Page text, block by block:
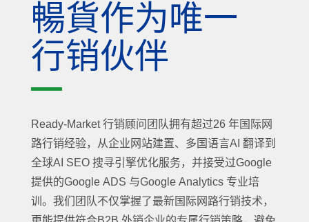
暢貨作为唯一
行销伙伴
Ready-Market 行销顾问团队拥有超过26 年国际网
路行销经验，从企业网站建置、多国语言AI 翻译到
全球AI SEO 搜寻引擎优化服务，并接受过Google
提供的Google ADS 与Google Analytics 专业培
训。我们团队不仅掌握了最新国际网路行销技术，